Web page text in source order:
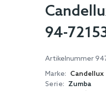
94-
Artikelnummer
Marke: Candellux
Serie: Zumba